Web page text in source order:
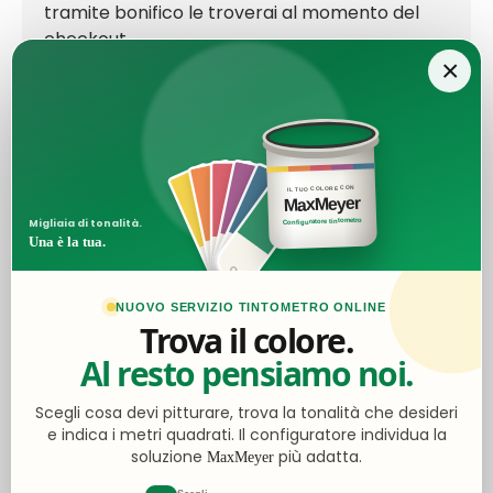
tramite bonifico le troverai al momento del
checkout.
Ottimo
4,5 /5
2.062
Le nostre recensioni a 4 e 5 stelle.
Clicca qui per leggerle tutte >
Precedente Successivo
Ieri
×
IL TUO COLORE CON
MaxMeyer
Configuratore tintometro
Migliaia di tonalità.
Una è la tua.
NUOVO SERVIZIO TINTOMETRO ONLINE
Trova il colore.
Al resto pensiamo noi.
Scegli cosa devi pitturare, trova la tonalità che desideri
e indica i metri quadrati. Il configuratore individua la
soluzione MaxMeyer più adatta.